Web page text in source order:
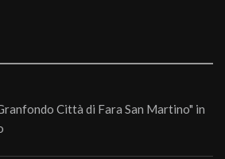
Città di Fara San Martino" in